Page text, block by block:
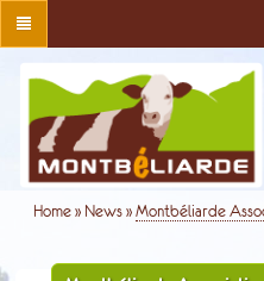
Home » News »Montbéliarde